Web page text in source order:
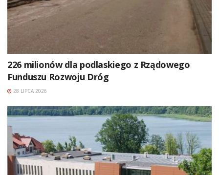
226 milionów dla podlaskiego z Rządowego
Funduszu Rozwoju Dróg
28 LIPCA 2026